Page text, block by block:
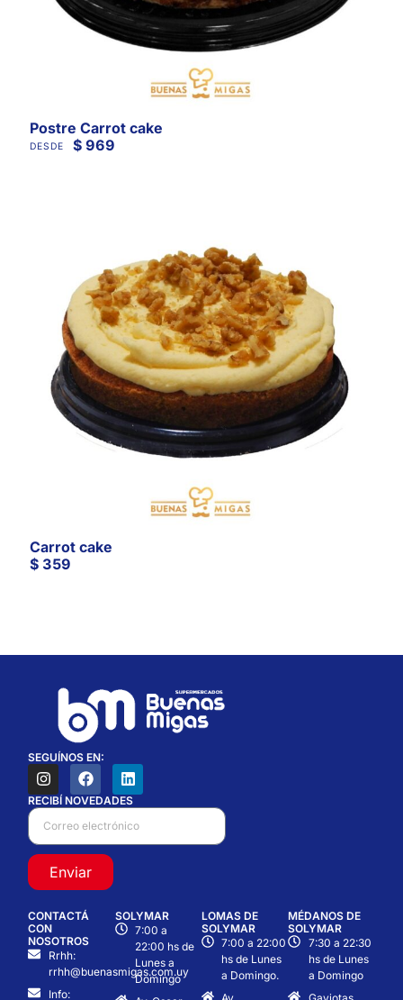
Postre Carrot cake
DESDE $969
Carrot cake
$359
SEGUÍNOS EN:
RECIBÍ NOVEDADES
Enviar
CONTACTÁ
CON
NOSOTROS
Rrhh:
rrhh@buenasmigas.com.uy
Info:
SOLYMAR
7:00 a
22:00 hs de
Lunes a
Domingo
LOMAS DE
SOLYMAR
7:00 a 22:00
hs de Lunes
a Domingo.
MÉDANOS DE
SOLYMAR
7:30 a 22:30
hs de Lunes
a Domingo